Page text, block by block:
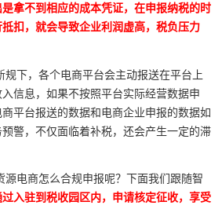
拿不到相应的成本凭证，在申报纳税的时
扣，就会导致企业利润虚高，税负压力
，各个电商平台会主动报送在平台上
信息，如果不按照平台实际经营数据申
平台报送的数据和电商企业申报的数据如
警，不仅面临着补税，还会产生一定的滞
商怎么合规申报呢？下面我们跟随智
过入驻到税收园区内，申请核定征收，享受